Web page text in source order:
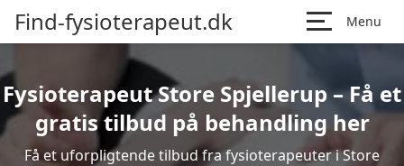
Find-fysioterapeut.dk Menu
Fysioterapeut Store Spjellerup – Få et
gratis tilbud på behandling her
Få et uforpligtende tilbud fra fysioterapeuter i Store